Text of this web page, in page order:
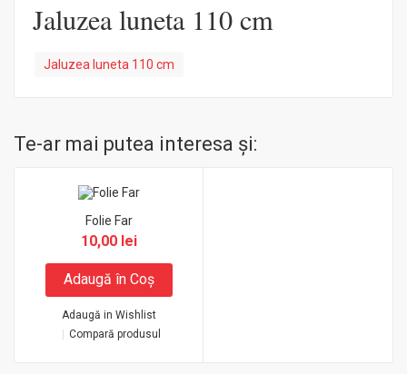
Jaluzea luneta 110 cm
Jaluzea luneta 110 cm
Te-ar mai putea interesa şi:
Folie Far
10,00 lei
Adaugă în Coş
Adaugă in Wishlist
Compară produsul